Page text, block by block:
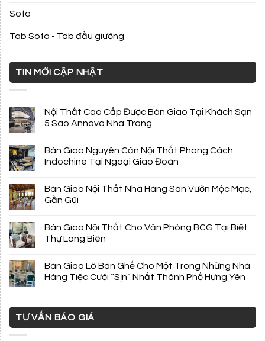
Sofa
Tab Sofa - Tab đầu giường
TIN MỚI CẬP NHẬT
Nội Thất Cao Cấp Được Bàn Giao Tại Khách Sạn
5 Sao Annova Nha Trang
Bàn Giao Nguyên Căn Nội Thất Phong Cách
Indochine Tại Ngoại Giao Đoàn
Bàn Giao Nội Thất Nhà Hàng Sân Vườn Mộc Mạc,
Gần Gũi
Bàn Giao Nội Thất Cho Văn Phòng BCG Tại Biệt
Thự Long Biên
Bàn Giao Lô Bàn Ghế Cho Một Trong Những Nhà
Hàng Tiệc Cưới “Sịn” Nhất Thành Phố Hưng Yên
TƯ VẤN BÁO GIÁ